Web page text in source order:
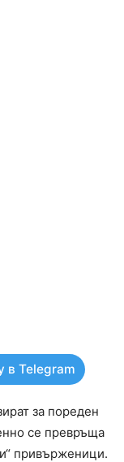
в Telegram
за пореден
се превръща
привърженици.